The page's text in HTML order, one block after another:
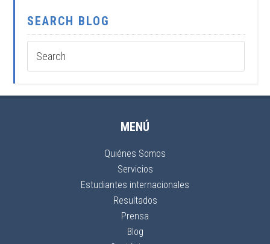
SEARCH BLOG
MENÚ
Quiénes Somos
Servicios
Estudiantes internacionales
Resultados
Prensa
Blog